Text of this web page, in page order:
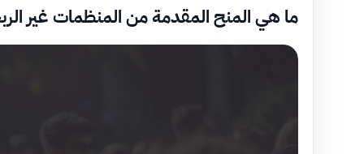
ما هي المنح المقدمة من المنظمات غير